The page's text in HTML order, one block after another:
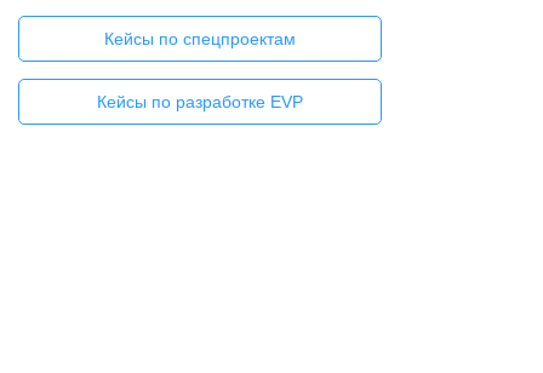
Кейсы по спецпроектам
Кейсы по разработке EVP